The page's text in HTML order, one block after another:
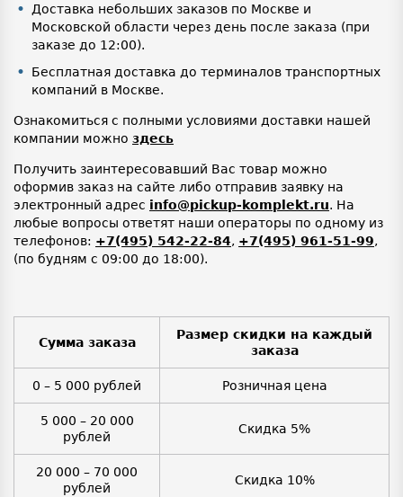
Доставка небольших заказов по Москве и
Московской области через день после заказа (при
заказе до 12:00).
Бесплатная доставка до терминалов транспортных
компаний в Москве.
Ознакомиться с полными условиями доставки нашей
компании можно здесь
Получить заинтересовавший Вас товар можно
оформив заказ на сайте либо отправив заявку на
электронный адрес info@pickup-komplekt.ru. На
любые вопросы ответят наши операторы по одному из
телефонов: +7(495) 542-22-84, +7(495) 961-51-99,
(по будням с 09:00 до 18:00).
Сумма заказа
Размер скидки на каждый
заказа
0 – 5 000 рублей Розничная цена
5 000 – 20 000
рублей
Скидка 5%
20 000 – 70 000
рублей
Скидка 10%